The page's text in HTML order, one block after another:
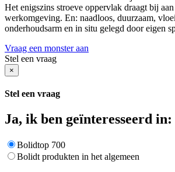
Het enigszins stroeve oppervlak draagt bij
werkomgeving. En: naadloos, duurzaam,
onderhoudsarm en in situ gelegd door eigen
Vraag een monster aan
Stel een vraag
×
Stel een vraag
Ja, ik ben geïnteresseerd in:
Bolidtop 700
Bolidt produkten in het algemeen